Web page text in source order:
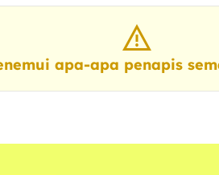
apa-apa penapis